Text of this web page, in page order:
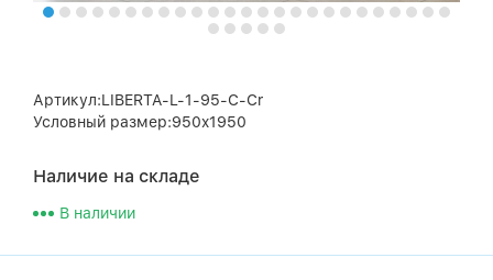
Артикул:LIBERTA-L-1-95-C-Cr
Условный размер:950x1950
Наличие на складе
В наличии